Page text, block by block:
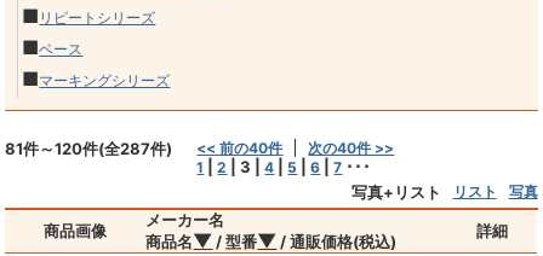
■ リピートシリーズ
■ベース
■マーキングシリーズ
81件～120件(全287件) << 前の40件
次の40件 >>
1
|2 |3 |4 5 |6 |7 ･･･
写真+リスト
リスト 写真
商品画像
メーカー名
商品名▼ / 型番▼ / 通販価格(税込)
詳細